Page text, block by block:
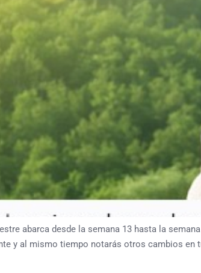
abarca desde la semana 13 hasta la
y al mismo tiempo notarás otros cambios en